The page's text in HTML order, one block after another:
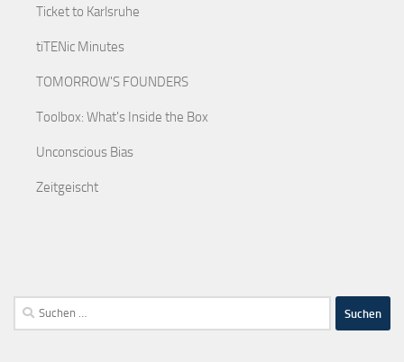
Ticket to Karlsruhe
tiTENic Minutes
TOMORROW'S FOUNDERS
Toolbox: What's Inside the Box
Unconscious Bias
Zeitgeischt